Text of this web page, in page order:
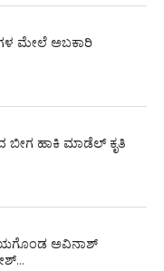
ಮೇಲೆ ಅಬಕಾರಿ
ಹಾಕಿ ಮಾಡೆಲ್ ಕೃತಿ
ಅವಿನಾಶ್